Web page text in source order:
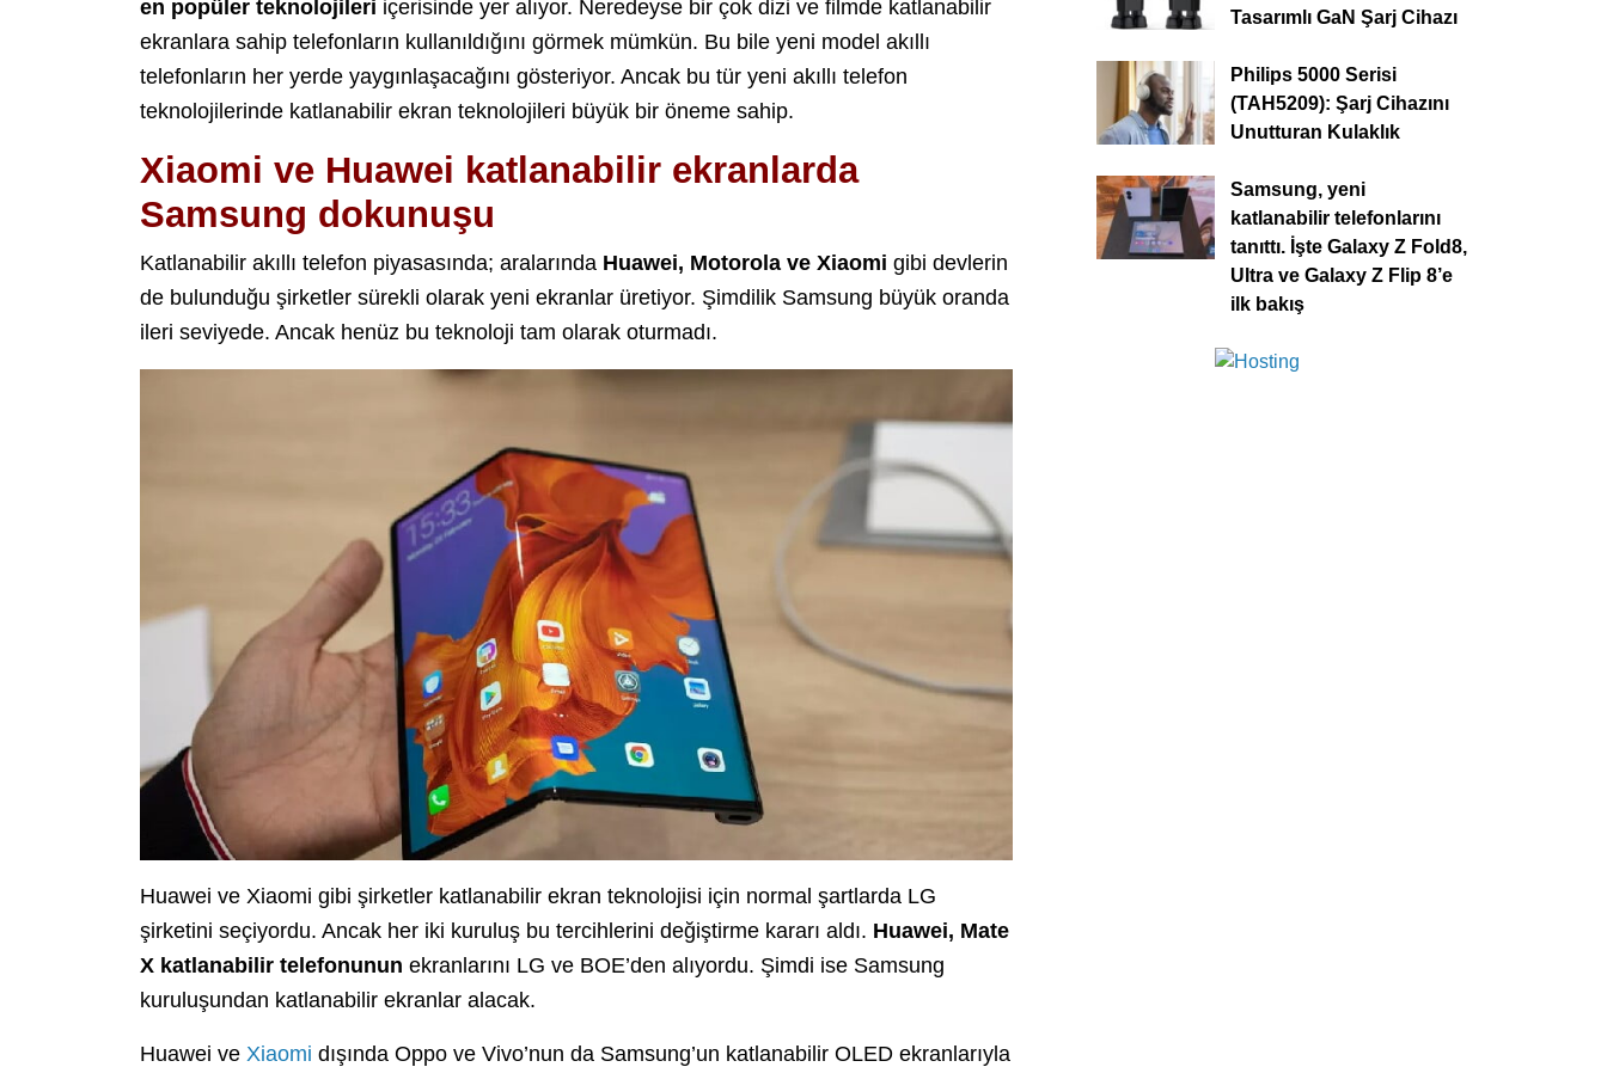
en popüler teknolojileri içerisinde yer alıyor. Neredeyse bir çok dizi ve filmde katlanabilir
ekranlara sahip telefonların kullanıldığını görmek mümkün. Bu bile yeni model akıllı
telefonların her yerde yaygınlaşacağını gösteriyor. Ancak bu tür yeni akıllı telefon
teknolojilerinde katlanabilir ekran teknolojileri büyük bir öneme sahip.
Xiaomi ve Huawei katlanabilir ekranlarda
Samsung dokunuşu
Katlanabilir akıllı telefon piyasasında; aralarında Huawei, Motorola ve Xiaomi gibi devlerin
de bulunduğu şirketler sürekli olarak yeni ekranlar üretiyor. Şimdilik Samsung büyük oranda
ileri seviyede. Ancak henüz bu teknoloji tam olarak oturmadı.
Huawei ve Xiaomi gibi şirketler katlanabilir ekran teknolojisi için normal şartlarda LG
şirketini seçiyordu. Ancak her iki kuruluş bu tercihlerini değiştirme kararı aldı. Huawei, Mate
X katlanabilir telefonunun ekranlarını LG ve BOE’den alıyordu. Şimdi ise Samsung
kuruluşundan katlanabilir ekranlar alacak.
Huawei ve Xiaomi dışında Oppo ve Vivo’nun da Samsung’un katlanabilir OLED ekranlarıyla
Tasarımlı GaN Şarj Cihazı
Philips 5000 Serisi
(TAH5209): Şarj Cihazını
Unutturan Kulaklık
Samsung, yeni
katlanabilir telefonlarını
tanıttı. İşte Galaxy Z Fold8,
Ultra ve Galaxy Z Flip 8’e
ilk bakış